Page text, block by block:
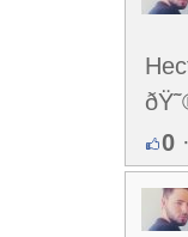
0 ·